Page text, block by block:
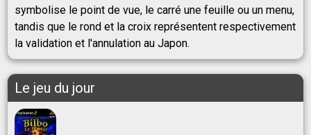
symbolise le point de vue, le carré une feuille ou un menu,
tandis que le rond et la croix représentent respectivement
la validation et l'annulation au Japon.
Le jeu du jour